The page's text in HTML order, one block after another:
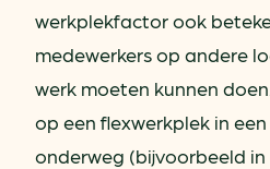
werkplekfactor ook
medewerkers op andere
werk moeten kunnen
op een flexwerkplek in
onderweg (bijvoorbeeld in